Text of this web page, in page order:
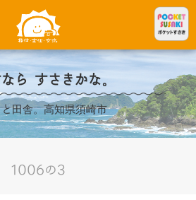
ら すさきかな。
田舎。高知県須崎市
1006の3